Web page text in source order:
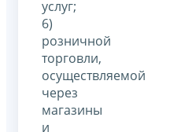
услуг;
6)
розничной
торговли,
осуществляемой
через
магазины
и